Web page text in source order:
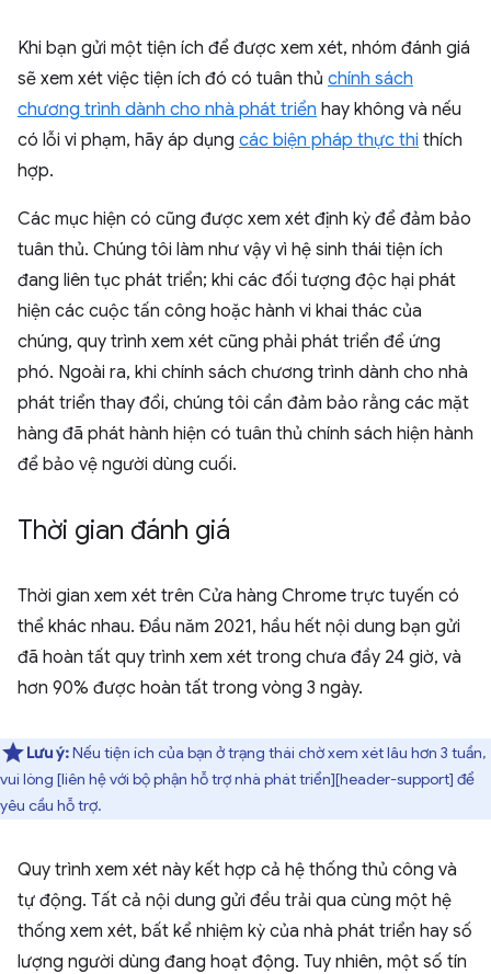
Khi bạn gửi một tiện ích để được xem xét, nhóm đánh giá
sẽ xem xét việc tiện ích đó có tuân thủ chính sách
chương trình dành cho nhà phát triển hay không và nếu
có lỗi vi phạm, hãy áp dụng các biện pháp thực thi thích
hợp.
Các mục hiện có cũng được xem xét định kỳ để đảm bảo
tuân thủ. Chúng tôi làm như vậy vì hệ sinh thái tiện ích
đang liên tục phát triển; khi các đối tượng độc hại phát
hiện các cuộc tấn công hoặc hành vi khai thác của
chúng, quy trình xem xét cũng phải phát triển để ứng
phó. Ngoài ra, khi chính sách chương trình dành cho nhà
phát triển thay đổi, chúng tôi cần đảm bảo rằng các mặt
hàng đã phát hành hiện có tuân thủ chính sách hiện hành
để bảo vệ người dùng cuối.
Thời gian đánh giá
Thời gian xem xét trên Cửa hàng Chrome trực tuyến có
thể khác nhau. Đầu năm 2021, hầu hết nội dung bạn gửi
đã hoàn tất quy trình xem xét trong chưa đầy 24 giờ, và
hơn 90% được hoàn tất trong vòng 3 ngày.
Lưu ý:Nếu tiện ích của bạn ở trạng thái chờ xem xét lâu hơn 3 tuần,
vui lòng [liên hệ với bộ phận hỗ trợ nhà phát triển][header-support] để
yêu cầu hỗ trợ.
Quy trình xem xét này kết hợp cả hệ thống thủ công và
tự động. Tất cả nội dung gửi đều trải qua cùng một hệ
thống xem xét, bất kể nhiệm kỳ của nhà phát triển hay số
lượng người dùng đang hoạt động. Tuy nhiên, một số tín